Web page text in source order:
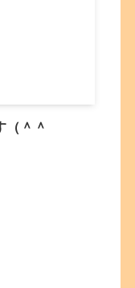
（＾＾